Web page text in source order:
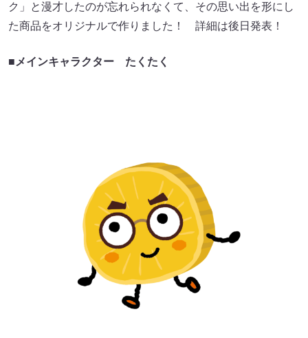
ク」と漫才したのが忘れられなくて、その思い出を形にし
た商品をオリジナルで作りました！ 詳細は後日発表！
■メインキャラクター たくたく